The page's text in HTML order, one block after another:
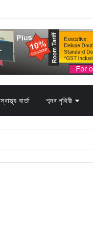
স্বাস্থ্য বাৰ্তা শব্দৰ পৃথিৱী